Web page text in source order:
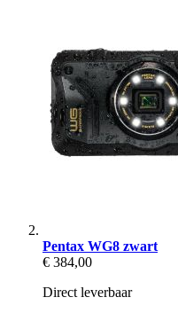
Pentax WG8 zwart
€ 384,00
Direct leverbaar